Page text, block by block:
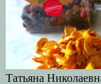
Татьяна